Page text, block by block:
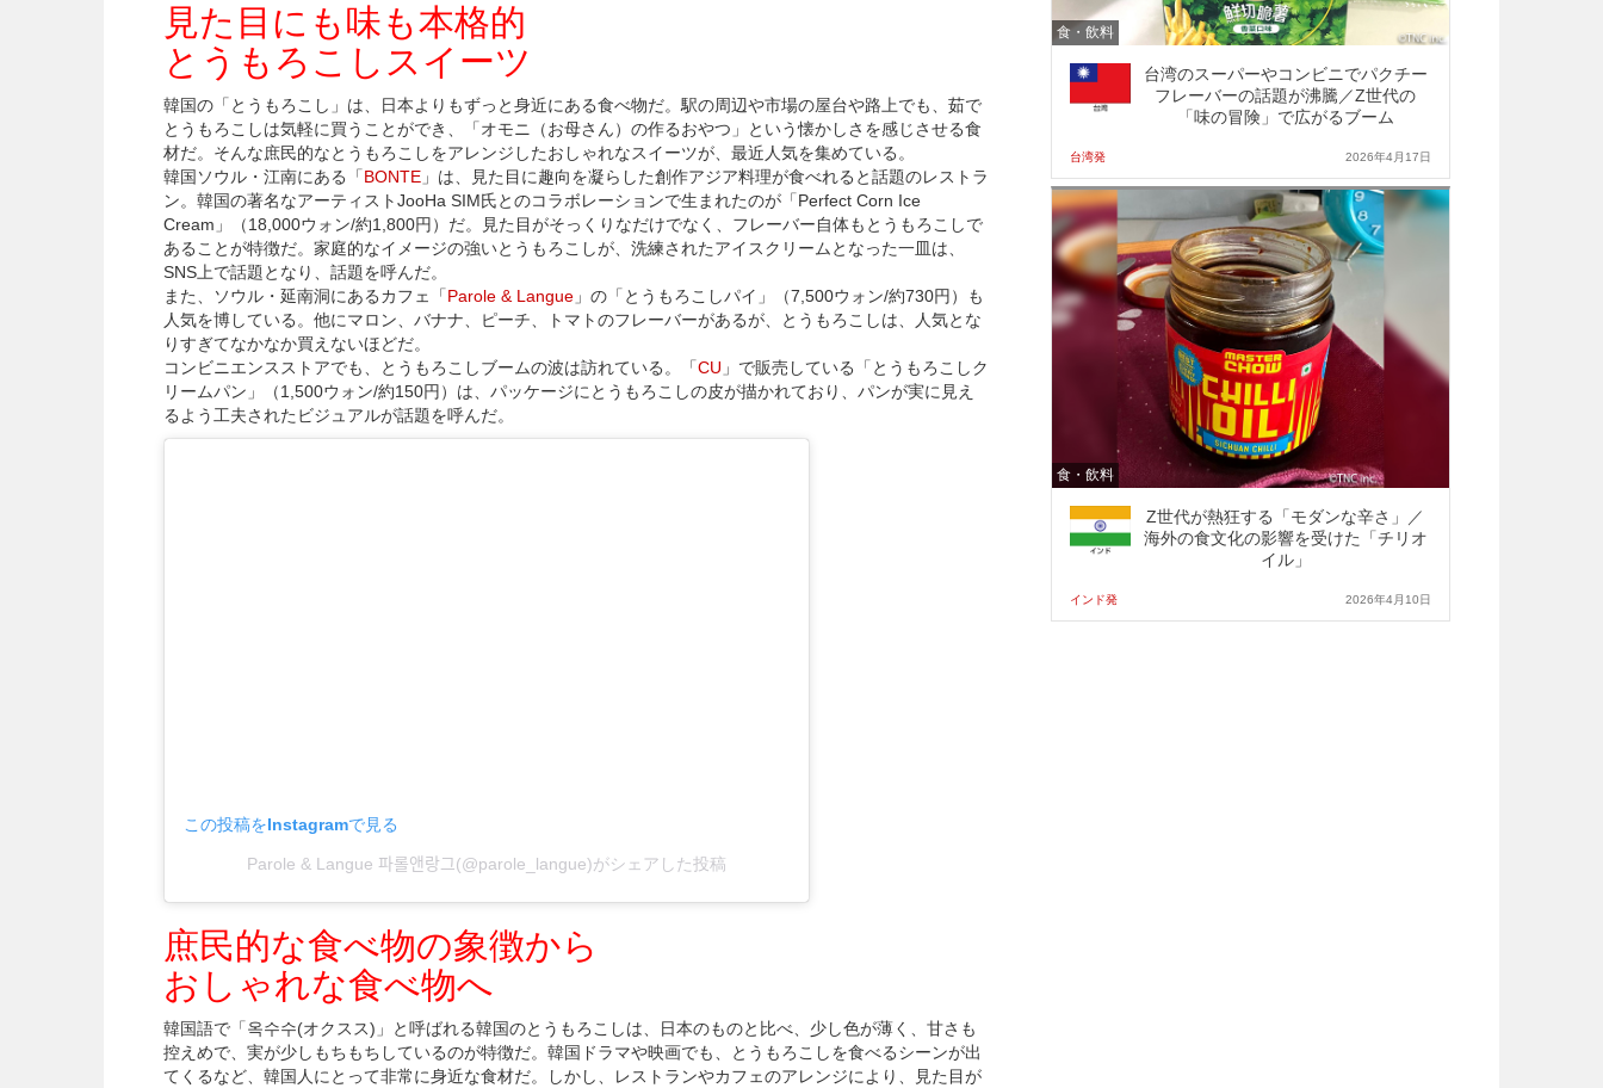
見た目にも味も本格的
とうもろこしスイーツ
韓国の「とうもろこし」は、日本よりもずっと身近にある食べ物だ。駅の周辺や市場の屋台や路上でも、茹で
とうもろこしは気軽に買うことができ、「オモニ（お母さん）の作るおやつ」という懐かしさを感じさせる食
材だ。そんな庶民的なとうもろこしをアレンジしたおしゃれなスイーツが、最近人気を集めている。
韓国ソウル・江南にある「BONTE 」は、見た目に趣向を凝らした創作アジア料理が食べれると話題のレストラ
ン。韓国の著名なアーティストJooHa SIM氏とのコラボレーションで生まれたのが「Perfect Corn Ice
Cream」（18,000ウォン/約1,800円）だ。見た目がそっくりなだけでなく、フレーバー自体もとうもろこしで
あることが特徴だ。家庭的なイメージの強いとうもろこしが、洗練されたアイスクリームとなった一皿は、
SNS上で話題となり、話題を呼んだ。
また、ソウル・延南洞にあるカフェ「Parole & Langue 」の「とうもろこしパイ」（7,500ウォン/約730円）も
人気を博している。他にマロン、バナナ、ピーチ、トマトのフレーバーがあるが、とうもろこしは、人気とな
りすぎてなかなか買えないほどだ。
コンビニエンスストアでも、とうもろこしブームの波は訪れている。「CU 」で販売している「とうもろこしク
リームパン」（1,500ウォン/約150円）は、パッケージにとうもろこしの皮が描かれており、パンが実に見え
るよう工夫されたビジュアルが話題を呼んだ。
この投稿をInstagramで見る
Parole & Langue 파롤앤랑그(@parole_langue)がシェアした投稿
庶民的な食べ物の象徴から
おしゃれな食べ物へ
韓国語で「옥수수(オクスス)」と呼ばれる韓国のとうもろこしは、日本のものと比べ、少し色が薄く、甘さも
控えめで、実が少しもちもちしているのが特徴だ。韓国ドラマや映画でも、とうもろこしを食べるシーンが出
てくるなど、韓国人にとって非常に身近な食材だ。しかし、レストランやカフェのアレンジにより、見た目が
食・飲料
台湾のスーパーやコンビニでパクチー
フレーバーの話題が沸騰／Z世代の
「味の冒険」で広がるブーム
台湾発 2026年4月17日
食・飲料
Z世代が熱狂する「モダンな辛さ」／
海外の食文化の影響を受けた「チリオ
イル」
インド発 2026年4月10日